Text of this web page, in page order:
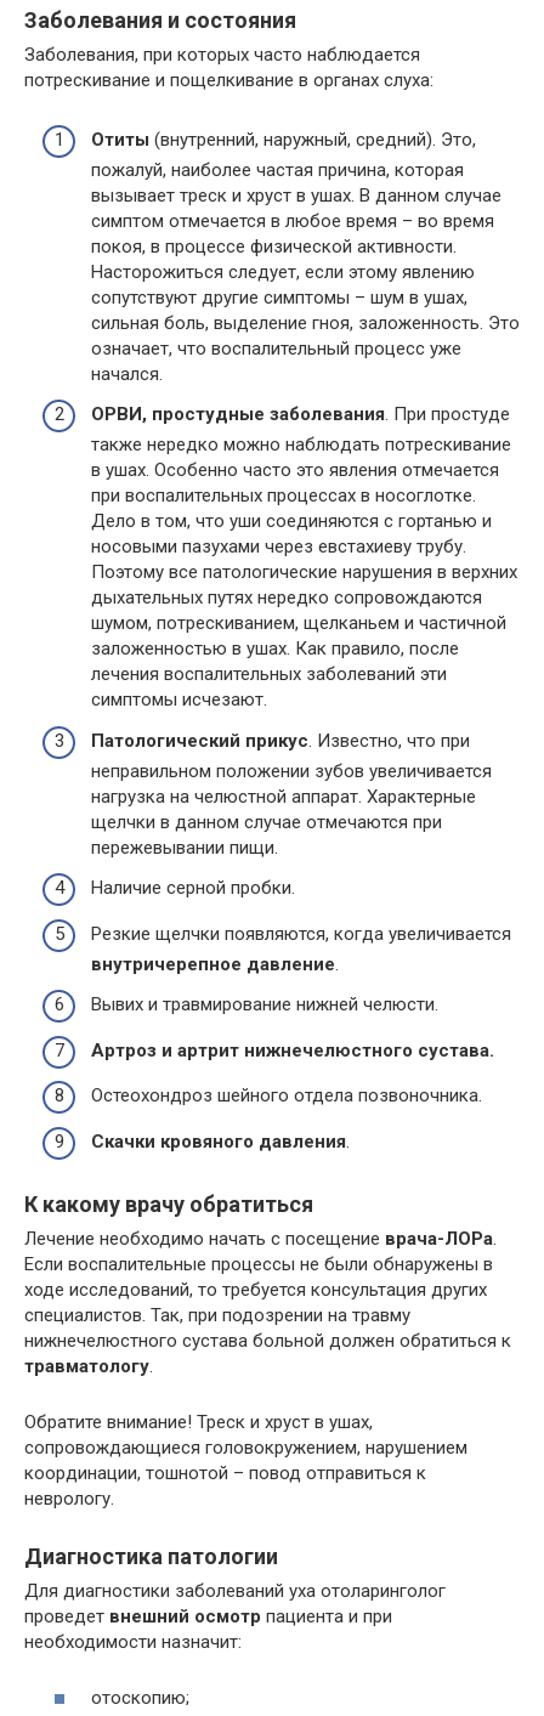
Заболевания и состояния
Заболевания, при которых часто наблюдается
потрескивание и пощелкивание в органах слуха:
Отиты (внутренний, наружный, средний). Это,
пожалуй, наиболее частая причина, которая
вызывает треск и хруст в ушах. В данном случае
симптом отмечается в любое время – во время
покоя, в процессе физической активности.
Насторожиться следует, если этому явлению
сопутствуют другие симптомы – шум в ушах,
сильная боль, выделение гноя, заложенность. Это
означает, что воспалительный процесс уже
начался.
ОРВИ, простудные заболевания. При простуде
также нередко можно наблюдать потрескивание
в ушах. Особенно часто это явления отмечается
при воспалительных процессах в носоглотке.
Дело в том, что уши соединяются с гортанью и
носовыми пазухами через евстахиеву трубу.
Поэтому все патологические нарушения в верхних
дыхательных путях нередко сопровождаются
шумом, потрескиванием, щелканьем и частичной
заложенностью в ушах. Как правило, после
лечения воспалительных заболеваний эти
симптомы исчезают.
Патологический прикус. Известно, что при
неправильном положении зубов увеличивается
нагрузка на челюстной аппарат. Характерные
щелчки в данном случае отмечаются при
пережевывании пищи.
Наличие серной пробки.
Резкие щелчки появляются, когда увеличивается
внутричерепное давление.
Вывих и травмирование нижней челюсти.
Артроз и артрит нижнечелюстного сустава.
Остеохондроз шейного отдела позвоночника.
Скачки кровяного давления.
К какому врачу обратиться
Лечение необходимо начать с посещение врача-ЛОРа.
Если воспалительные процессы не были обнаружены в
ходе исследований, то требуется консультация других
специалистов. Так, при подозрении на травму
нижнечелюстного сустава больной должен обратиться к
травматологу.
Обратите внимание! Треск и хруст в ушах,
сопровождающиеся головокружением, нарушением
координации, тошнотой – повод отправиться к
неврологу.
Диагностика патологии
Для диагностики заболеваний уха отоларинголог
проведет внешний осмотр пациента и при
необходимости назначит:
отоскопию;